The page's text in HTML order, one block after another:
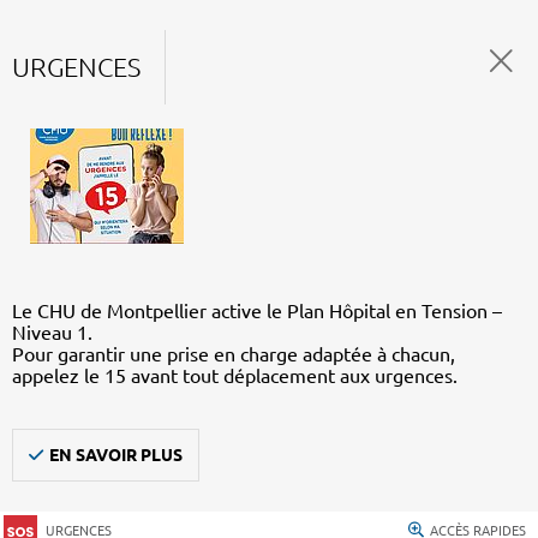
URGENCES
Le CHU de Montpellier active le Plan Hôpital en Tension –
Niveau 1.
Pour garantir une prise en charge adaptée à chacun,
appelez le 15 avant tout déplacement aux urgences.
EN SAVOIR PLUS
URGENCES ACCÈS RAPIDES